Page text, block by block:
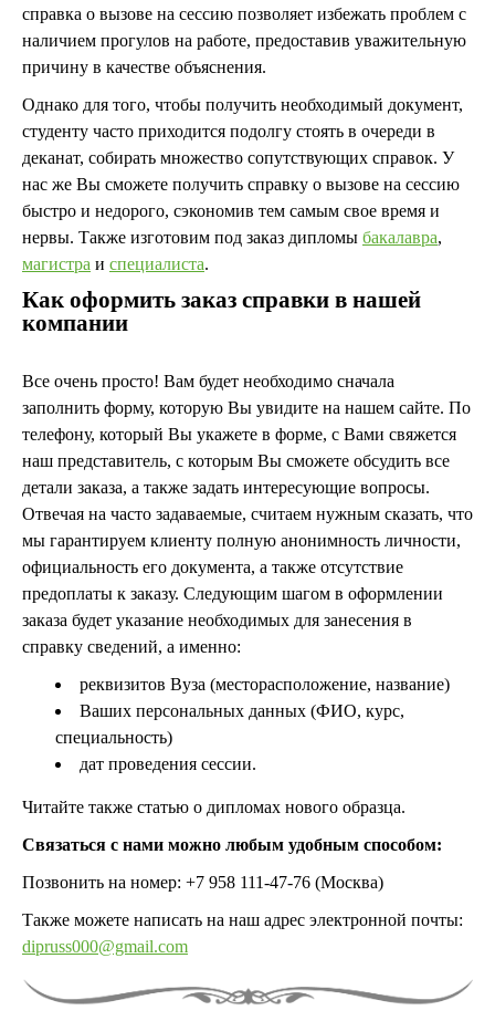
справка о вызове на сессию позволяет избежать проблем с
наличием прогулов на работе, предоставив уважительную
причину в качестве объяснения.
Однако для того, чтобы получить необходимый документ,
студенту часто приходится подолгу стоять в очереди в
деканат, собирать множество сопутствующих справок. У
нас же Вы сможете получить справку о вызове на сессию
быстро и недорого, сэкономив тем самым свое время и
нервы. Также изготовим под заказ дипломы бакалавра,
магистра и специалиста.
Как оформить заказ справки в нашей
компании
Все очень просто! Вам будет необходимо сначала
заполнить форму, которую Вы увидите на нашем сайте. По
телефону, который Вы укажете в форме, с Вами свяжется
наш представитель, с которым Вы сможете обсудить все
детали заказа, а также задать интересующие вопросы.
Отвечая на часто задаваемые, считаем нужным сказать, что
мы гарантируем клиенту полную анонимность личности,
официальность его документа, а также отсутствие
предоплаты к заказу. Следующим шагом в оформлении
заказа будет указание необходимых для занесения в
справку сведений, а именно:
реквизитов Вуза (месторасположение, название)
Ваших персональных данных (ФИО, курс,
специальность)
дат проведения сессии.
Читайте также статью о дипломах нового образца.
Связаться с нами можно любым удобным способом:
Позвонить на номер: +7 958 111-47-76 (Москва)
Также можете написать на наш адрес электронной почты:
dipruss000@gmail.com